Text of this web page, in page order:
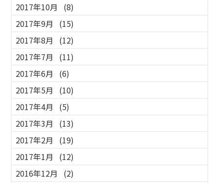
2017年10月
(8)
2017年9月
(15)
2017年8月
(12)
2017年7月
(11)
2017年6月
(6)
2017年5月
(10)
2017年4月
(5)
2017年3月
(13)
2017年2月
(19)
2017年1月
(12)
2016年12月
(2)